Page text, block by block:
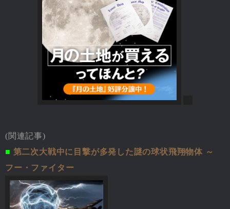
(関連記事)
■ 第二次大戦中に目撃が多発した謎の球状飛翔物体 ～
フー・ファイター